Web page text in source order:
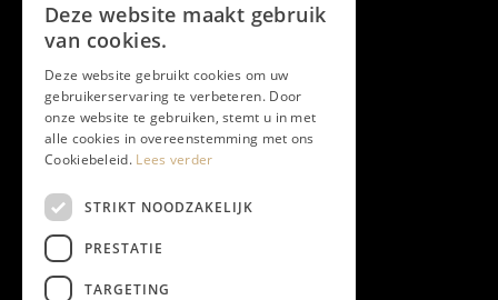
Facebook
Twitter
Instagram
YouTube
Deze website maakt gebruik
van cookies.
Deze website gebruikt cookies om uw
gebruikerservaring te verbeteren. Door
onze website te gebruiken, stemt u in met
alle cookies in overeenstemming met ons
Cookiebeleid. Lees verder
STRIKT NOODZAKELIJK
PRESTATIE
TARGETING